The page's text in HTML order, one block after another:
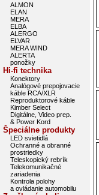
ALMON
ELAN
MERA
ELBA
ALERGO
ELVAR
MERA WIND
ALERTA
ponožky
Hi-fi technika
Konektory
Analógové prepojovacie
káble RCA/XLR
Reproduktorové káble
Kimber Select
Digitálne, Video prep.
& Power Kord
Špeciálne produkty
LED svietidlá
Ochranné a obranné
prostriedky
Teleskopický rebrík
Telekomunikačné
zariadenia
Kontrola polohy
a ovládanie automobilu